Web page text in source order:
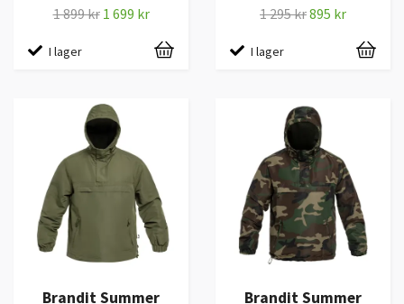
1 899 kr 1 699 kr
I lager
1 295 kr895 kr
I lager
Brandit Summer Brandit Summer